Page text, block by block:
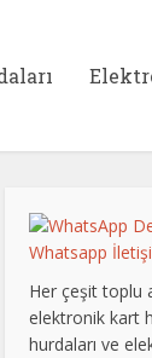
Whatsapp
Her çeşit toplu
elektronik kart
hurdaları ve